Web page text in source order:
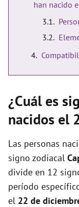
han nacido
¿Cuál es
nacidos el
Las personas
signo zodiacal
divide en 12
período
el 22 de